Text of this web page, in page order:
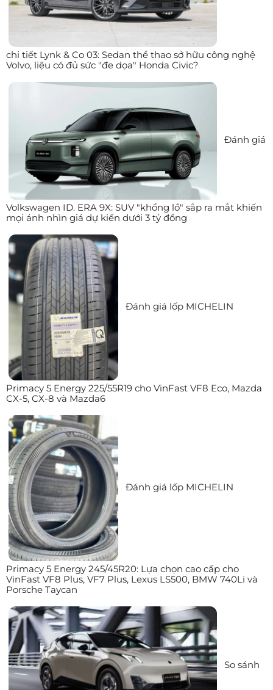
chi tiết Lynk & Co 03: Sedan thể thao sở hữu công nghệ
Volvo, liệu có đủ sức "đe dọa" Honda Civic?
Đánh giá
Volkswagen ID. ERA 9X: SUV "khổng lồ" sắp ra mắt khiến
mọi ánh nhìn giá dự kiến dưới 3 tỷ đồng
Đánh giá lốp MICHELIN
Primacy 5 Energy 225/55R19 cho VinFast VF8 Eco, Mazda
CX-5, CX-8 và Mazda6
Đánh giá lốp MICHELIN
Primacy 5 Energy 245/45R20: Lựa chọn cao cấp cho
VinFast VF8 Plus, VF7 Plus, Lexus LS500, BMW 740Li và
Porsche Taycan
So sánh